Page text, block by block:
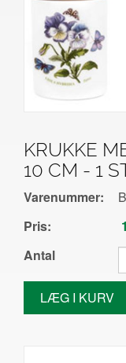
KRUKKE
10 CM - 1
Varenummer:
Pris:
Antal